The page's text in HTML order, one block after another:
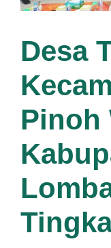
Desa
Pinoh